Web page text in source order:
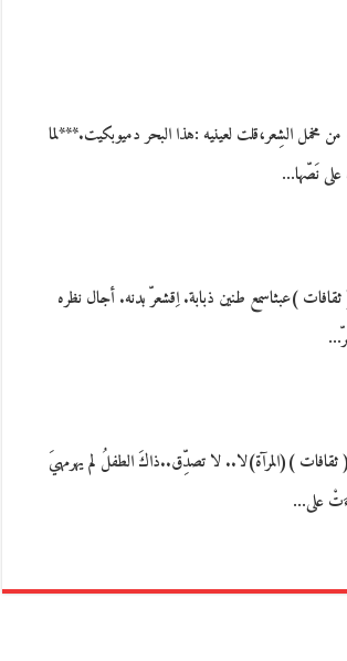
من مخمل الشِعر،قلت لعينيه :هذا البحر دميوبكيت.***لما
نَصّها…
)عبثاسمع طنين ذبابة. اِقشعرّ بدنه. أجال نظره
)(المرآة)لا.. لا تصدِّق..ذاكَ الطفلُ لم يهرمهيَ
على…